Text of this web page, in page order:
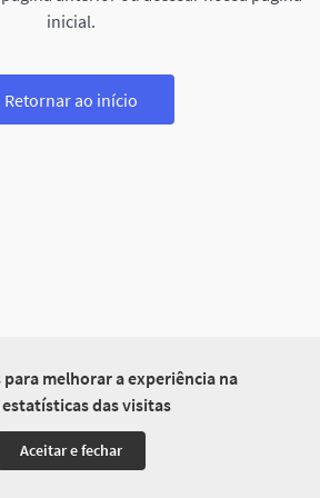
melhorar a experiência na
das visitas
Aceitar e fechar
inicial.
Retornar ao início